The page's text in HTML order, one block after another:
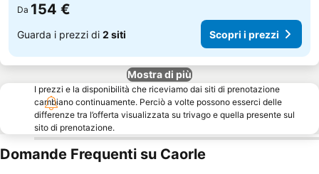
Da 154 €
Guarda i prezzi di 2 siti Scopri i prezzi
Mostra di più
I prezzi e la disponibilità che riceviamo dai siti di prenotazione
cambiano continuamente. Perciò a volte possono esserci delle
differenze tra l’offerta visualizzata su trivago e quella presente sul
sito di prenotazione.
Domande Frequenti su Caorle